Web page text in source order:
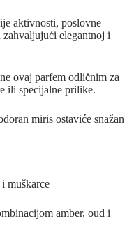
aktivnosti, poslovne
zahvaljujući elegantnoj i
ovaj parfem odličnim za
ili specijalne prilike.
miris ostaviće snažan
muškarce
amber, oud i